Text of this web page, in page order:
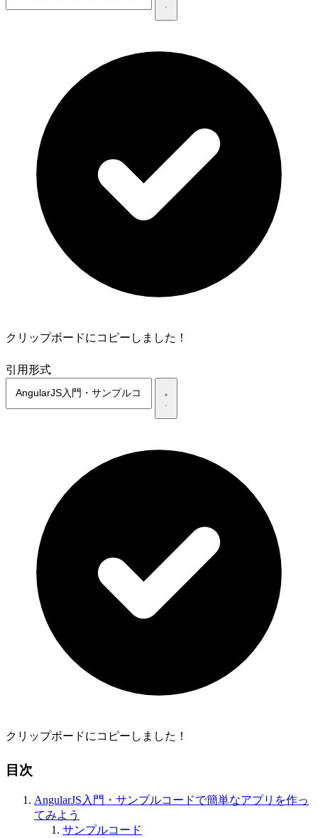
クリップボードにコピーしました！
引用形式
クリップボードにコピーしました！
目次
AngularJS入門・サンプルコードで簡単なアプリを作っ
てみよう
サンプルコード